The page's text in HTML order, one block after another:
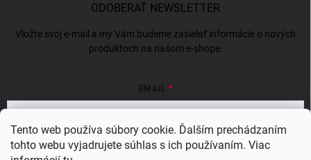
Tento web používa súbory cookie. Ďalším prechádzaním
tohto webu vyjadrujete súhlas s ich používaním. Viac
ODOBERAŤ NEWSLETTER
Vložte svoj e-mail a my Vám budeme zasielať informácie o nových
produktoch na našom e-shope.
EMAIL
Vložením e-mailu súhlasíte s